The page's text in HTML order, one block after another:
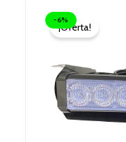
-6%
¡Oferta!